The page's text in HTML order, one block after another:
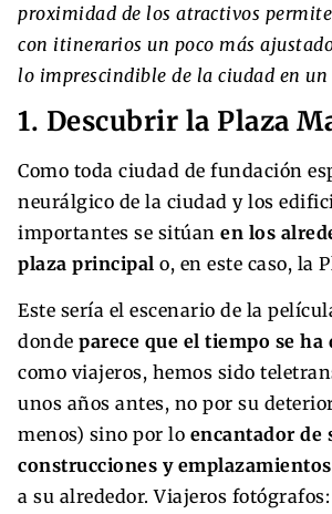
proximidad de los atractivos
con itinerarios un poco más
lo imprescindible de la ciudad en un
1. Descubrir la Plaza
Como toda ciudad de fundación
neurálgico de la ciudad y los
importantes se sitúan en los
plaza principal o, en este caso, la
Este sería el escenario de la
donde parece que el tiempo se ha
como viajeros, hemos sido
unos años antes, no por su
menos) sino por lo encantador de
construcciones y
a su alrededor. Viajeros fotógrafos: